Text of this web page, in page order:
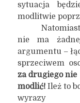
sytuacja
modlitwie
Natomiast
nie ma
argumentu –
sprzeciwem
za drugiego nie
modlić!Ileż to
wyrazy